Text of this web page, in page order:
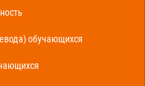
обучающихся